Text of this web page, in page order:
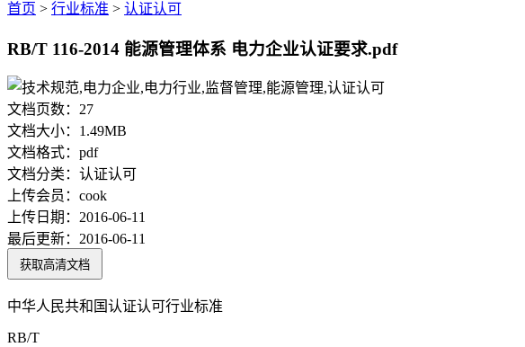
首页 > 行业标准 > 认证认可
RB/T 116-2014 能源管理体系 电力企业认证要求.pdf
文档页数： 27
文档大小： 1.49MB
文档格式： pdf
文档分类： 认证认可
上传会员： cook
上传日期： 2016-06-11
最后更新： 2016-06-11
获取高清文档
中华人民共和国认证认可行业标准
RB/T